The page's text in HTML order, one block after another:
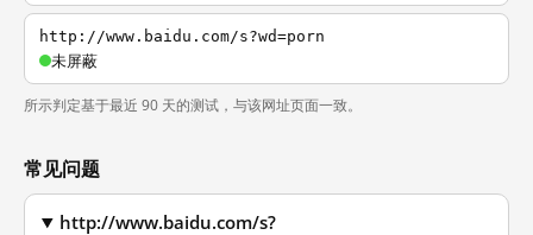
http://www.baidu.com/s?wd=porn
未屏蔽
所示判定基于最近 90 天的测试，与该网址页面一致。
常见问题
http://www.baidu.com/s?